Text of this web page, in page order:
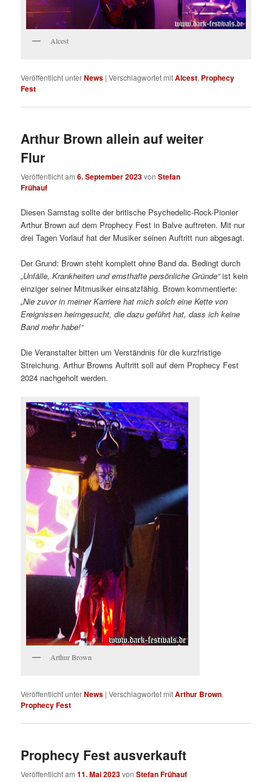
Alcest
Veröffentlicht unterNews |Verschlagwortet mitAlcest, Prophecy
Fest
Arthur Brown allein auf weiter
Flur
Veröffentlicht am6. September 2023vonStefan
Frühauf
Diesen Samstag sollte der britische Psychedelic-Rock-Pionier
Arthur Brown auf dem Prophecy Fest in Balve auftreten. Mit nur
drei Tagen Vorlauf hat der Musiker seinen Auftritt nun abgesagt.
Der Grund: Brown steht komplett ohne Band da. Bedingt durch
„Unfälle, Krankheiten und ernsthafte persönliche Gründe“ist kein
einziger seiner Mitmusiker einsatzfähig. Brown kommentierte:
„Nie zuvor in meiner Karriere hat mich solch eine Kette von
Ereignissen heimgesucht, die dazu geführt hat, dass ich keine
Band mehr habe!“
Die Veranstalter bitten um Verständnis für die kurzfristige
Streichung. Arthur Browns Auftritt soll auf dem Prophecy Fest
2024 nachgeholt werden.
Arthur Brown
Veröffentlicht unterNews |Verschlagwortet mitArthur Brown,
Prophecy Fest
Prophecy Fest ausverkauft
Veröffentlicht am11. Mai 2023vonStefan Frühauf